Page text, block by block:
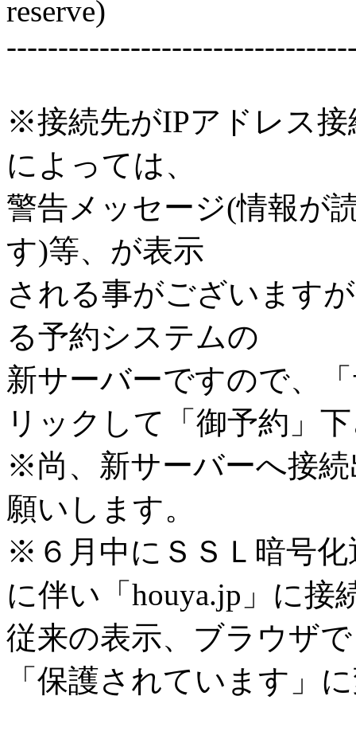
reserve)
※接続先がIPアドレス
によっては、
警告メッセージ(情報が
す)等、が表示
される事がございます
る予約システムの
新サーバーですので、
リックして「御予約」
※尚、新サーバーへ接
願いします。
※６月中にＳＳＬ暗号
に伴い「houya.jp」に接
従来の表示、ブラウザ
「保護されています」